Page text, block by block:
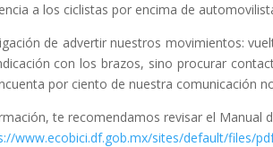
a los ciclistas por encima de
de advertir nuestros movimientos:
con los brazos, sino procurar
por ciento de nuestra comunicación
te recomendamos revisar el Manual
www.ecobici.df.gob.mx/sites/default/files/